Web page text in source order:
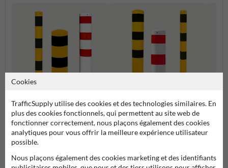
Montage sur le sol Montage dans le sol
Cookies
TrafficSupply utilise des cookies et des technologies similaires. En
plus des cookies fonctionnels, qui permettent au site web de
fonctionner correctement, nous plaçons également des cookies
analytiques pour vous offrir la meilleure expérience utilisateur
possible.
Nous plaçons également des cookies marketing et des identifiants